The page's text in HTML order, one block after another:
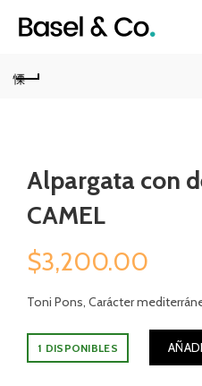
Alpargata con
CAMEL
$3,200.00
Toni Pons, Carácter
1 DISPONIBLES